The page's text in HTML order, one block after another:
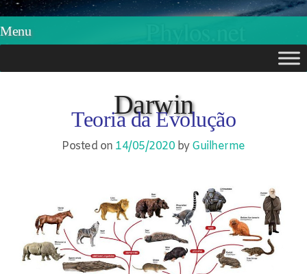
Phylos.net
Menu
Darwin
Teoria da Evolução
Posted on 14/05/2020 byGuilherme